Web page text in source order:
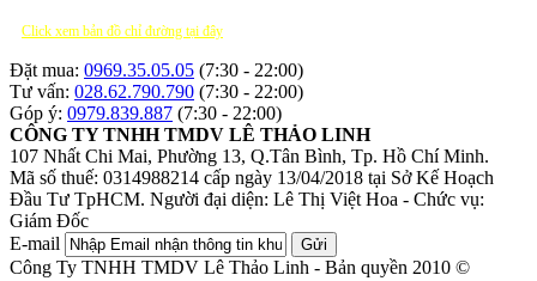
Click xem bản đồ chỉ đường tại đây
Đặt mua: 0969.35.05.05 (7:30 - 22:00)
Tư vấn: 028.62.790.790 (7:30 - 22:00)
Góp ý: 0979.839.887 (7:30 - 22:00)
CÔNG TY TNHH TMDV LÊ THẢO LINH
107 Nhất Chi Mai, Phường 13, Q.Tân Bình, Tp. Hồ Chí Minh.
Mã số thuế: 0314988214 cấp ngày 13/04/2018 tại Sở Kế Hoạch
Đầu Tư TpHCM. Người đại diện: Lê Thị Việt Hoa - Chức vụ:
Giám Đốc
E-mail
Gửi
Công Ty TNHH TMDV Lê Thảo Linh - Bản quyền 2010 ©